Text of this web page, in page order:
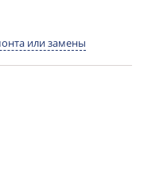
или замены